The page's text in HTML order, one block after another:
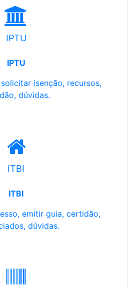
IPTU
IPTU
isenção, recursos,
dúvidas.
ITBI
ITBI
emitir guia, certidão,
dúvidas.